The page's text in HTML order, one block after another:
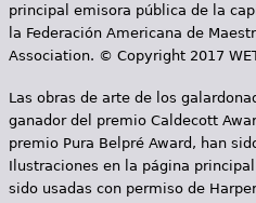
principal emisora pública de la
la Federación Americana de
Association. © Copyright 2017
Las obras de arte de los
ganador del premio Caldecott
premio Pura Belpré Award, han
Ilustraciones en la página
sido usadas con permiso de